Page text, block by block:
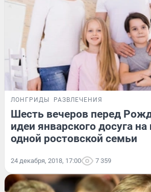
ЛОНГРИДЫ РАЗВЛЕЧЕНИЯ
Шесть вечеров перед
идеи январского досуга
одной ростовской семьи
24 декабря, 2018, 17:00 7 359